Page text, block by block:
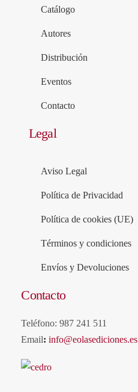
Catálogo
Autores
Distribución
Eventos
Contacto
Legal
Aviso Legal
Política de Privacidad
Política de cookies (UE)
Términos y condiciones
Envíos y Devoluciones
Contacto
Teléfono: 987 241 511
Email:info@eolasediciones.es